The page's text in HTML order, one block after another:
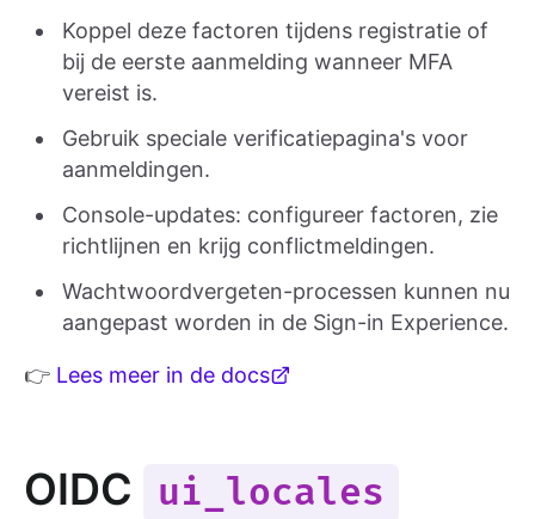
Koppel deze factoren tijdens registratie of
bij de eerste aanmelding wanneer MFA
vereist is.
Gebruik speciale verificatiepagina's voor
aanmeldingen.
Console-updates: configureer factoren, zie
richtlijnen en krijg conflictmeldingen.
Wachtwoordvergeten-processen kunnen nu
aangepast worden in de Sign-in Experience.
👉 Lees meer in de docs
OIDC ui_locales